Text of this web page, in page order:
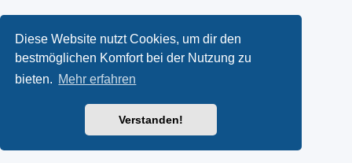
Diese Website nutzt Cookies, um dir den
bestmöglichen Komfort bei der Nutzung zu
bieten. Mehr erfahren
Verstanden!